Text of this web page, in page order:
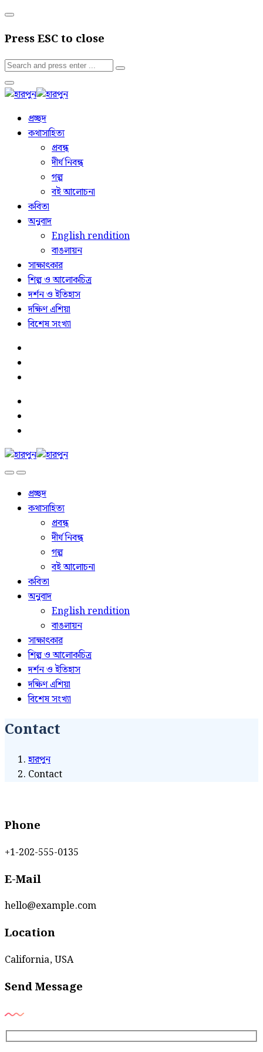
Press ESC to close
প্রচ্ছদ
কথাসাহিত্য
প্রবন্ধ
দীর্ঘ নিবন্ধ
গল্প
বই আলোচনা
কবিতা
অনুবাদ
English rendition
বাঙলায়ন
সাক্ষাৎকার
শিল্প ও আলোকচিত্র
দর্শন ও ইতিহাস
দক্ষিণ এশিয়া
বিশেষ সংখ্যা
প্রচ্ছদ
কথাসাহিত্য
প্রবন্ধ
দীর্ঘ নিবন্ধ
গল্প
বই আলোচনা
কবিতা
অনুবাদ
English rendition
বাঙলায়ন
সাক্ষাৎকার
শিল্প ও আলোকচিত্র
দর্শন ও ইতিহাস
দক্ষিণ এশিয়া
বিশেষ সংখ্যা
Contact
হারপুন
Contact
Phone
+1-202-555-0135
E-Mail
hello@example.com
Location
California, USA
Send Message